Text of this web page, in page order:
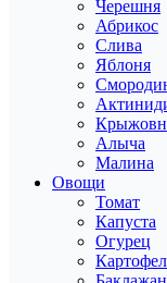
Черешня
Абрикос
Слива
Яблоня
Алыча
Малина
Овощи
Томат
Капуста
Огурец